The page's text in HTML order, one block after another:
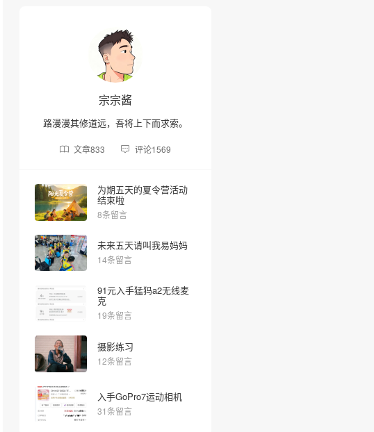
宗宗酱
路漫漫其修道远，吾将上下而求索。
文章833 评论1569
为期五天的夏令营活动
结束啦
8条留言
未来五天请叫我易妈妈
14条留言
91元入手猛犸a2无线麦
克
19条留言
摄影练习
12条留言
入手GoPro7运动相机
31条留言